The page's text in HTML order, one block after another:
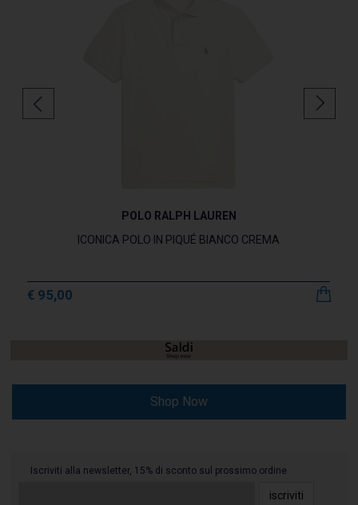
POLO RALPH LAUREN
ICONICA POLO IN PIQUÉ BIANCO CREMA
€ 95,00
Shop Now
Iscriviti alla newsletter, 15% di sconto sul prossimo ordine
iscriviti